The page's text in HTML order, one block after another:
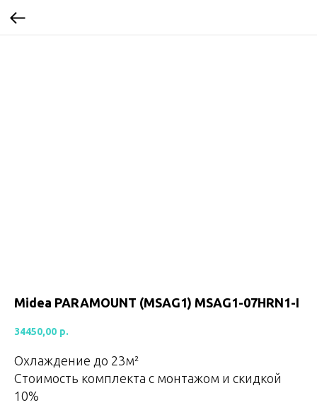
Midea PARAMOUNT (MSAG1) MSAG1-07HRN1-I
34450,00 р.
Охлаждение до 23м²
Стоимость комплекта с монтажом и скидкой
10%